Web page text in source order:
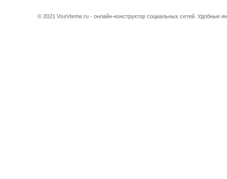
© 2021 VseVteme.ru - онлайн-конструктор социальных сетей. Удобные